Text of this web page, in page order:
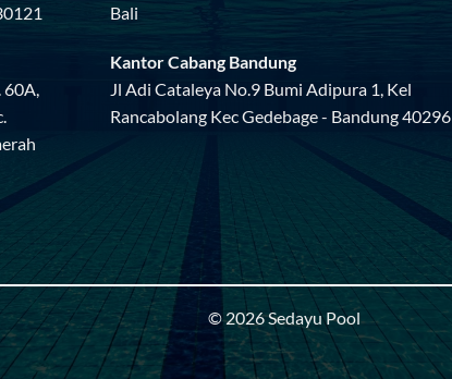
60A,
Bali
Kantor Cabang Bandung
Jl Adi Cataleya No.9 Bumi Adipura 1, Kel
Rancabolang Kec Gedebage - Bandung 40296
© 2026 Sedayu Pool